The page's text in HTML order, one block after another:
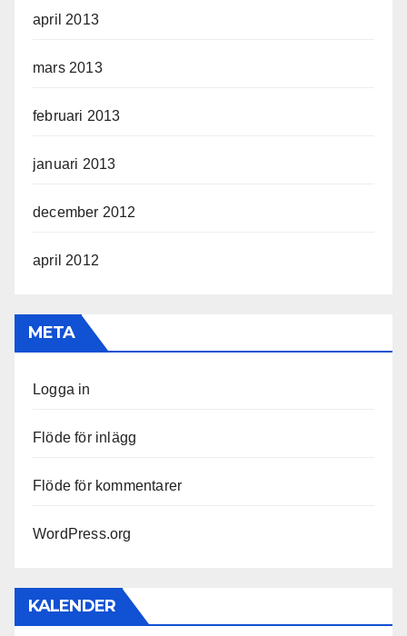
april 2013
mars 2013
februari 2013
januari 2013
december 2012
april 2012
META
Logga in
Flöde för inlägg
Flöde för kommentarer
WordPress.org
KALENDER